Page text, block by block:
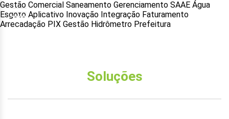
Gestão Comercial Saneamento Gerenciamento SAAE Água
Esgoto Aplicativo Inovação Integração Faturamento
Arrecadação PIX Gestão Hidrômetro Prefeitura
Soluções